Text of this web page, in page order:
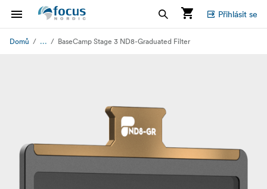
Přihlásit se
Domů ... BaseCamp Stage 3 ND8-Graduated Filter